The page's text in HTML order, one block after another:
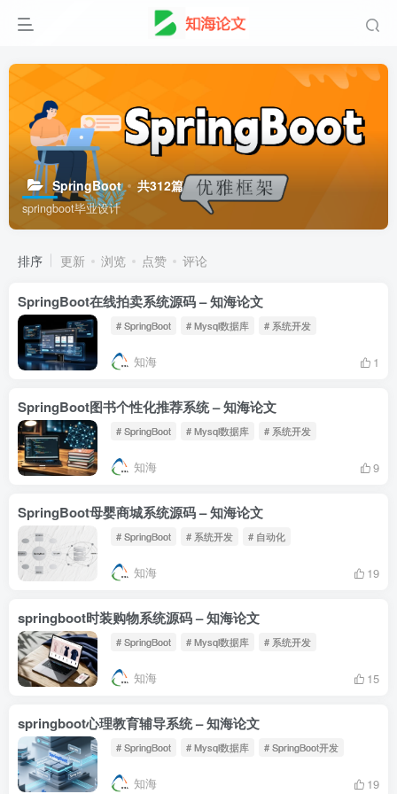
SpringBoot 共312篇
springboot毕业设计
排序 更新 浏览 点赞 评论
SpringBoot在线拍卖系统源码 – 知海论文
# SpringBoot # Mysql数据库 # 系统开发
知海 1
SpringBoot图书个性化推荐系统 – 知海论文
# SpringBoot # Mysql数据库 # 系统开发
知海 9
SpringBoot母婴商城系统源码 – 知海论文
# SpringBoot # 系统开发 # 自动化
知海 19
springboot时装购物系统源码 – 知海论文
# SpringBoot # Mysql数据库 # 系统开发
知海 15
springboot心理教育辅导系统 – 知海论文
# SpringBoot # Mysql数据库 # SpringBoot开发
知海 19